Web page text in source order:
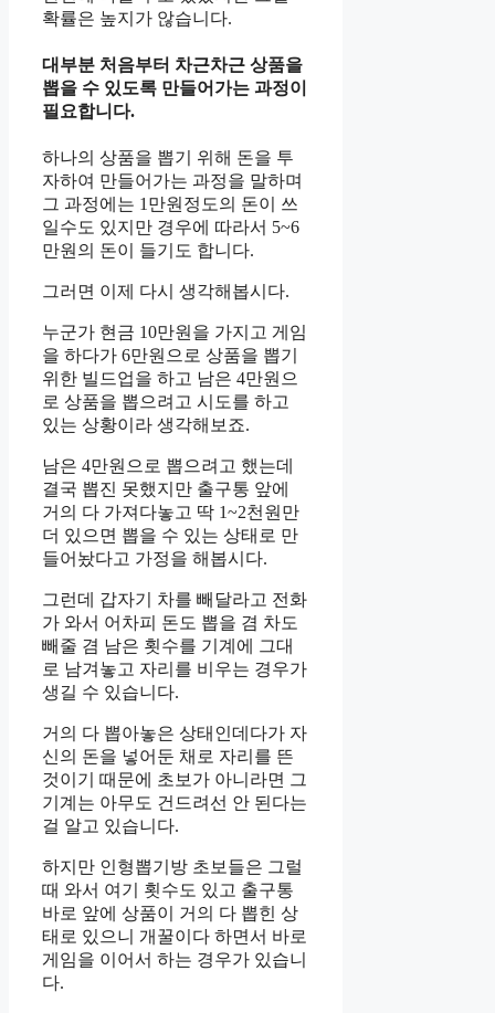
확률은 높지가 않습니다.
대부분 처음부터 차근차근 상품을
뽑을 수 있도록 만들어가는 과정이
필요합니다.
하나의 상품을 뽑기 위해 돈을 투
자하여 만들어가는 과정을 말하며
그 과정에는 1만원정도의 돈이 쓰
일수도 있지만 경우에 따라서 5~6
만원의 돈이 들기도 합니다.
그러면 이제 다시 생각해봅시다.
누군가 현금 10만원을 가지고 게임
을 하다가 6만원으로 상품을 뽑기
위한 빌드업을 하고 남은 4만원으
로 상품을 뽑으려고 시도를 하고
있는 상황이라 생각해보죠.
남은 4만원으로 뽑으려고 했는데
결국 뽑진 못했지만 출구통 앞에
거의 다 가져다놓고 딱 1~2천원만
더 있으면 뽑을 수 있는 상태로 만
들어놨다고 가정을 해봅시다.
그런데 갑자기 차를 빼달라고 전화
가 와서 어차피 돈도 뽑을 겸 차도
빼줄 겸 남은 횟수를 기계에 그대
로 남겨놓고 자리를 비우는 경우가
생길 수 있습니다.
거의 다 뽑아놓은 상태인데다가 자
신의 돈을 넣어둔 채로 자리를 뜬
것이기 때문에 초보가 아니라면 그
기계는 아무도 건드려선 안 된다는
걸 알고 있습니다.
하지만 인형뽑기방 초보들은 그럴
때 와서 여기 횟수도 있고 출구통
바로 앞에 상품이 거의 다 뽑힌 상
태로 있으니 개꿀이다 하면서 바로
게임을 이어서 하는 경우가 있습니
다.